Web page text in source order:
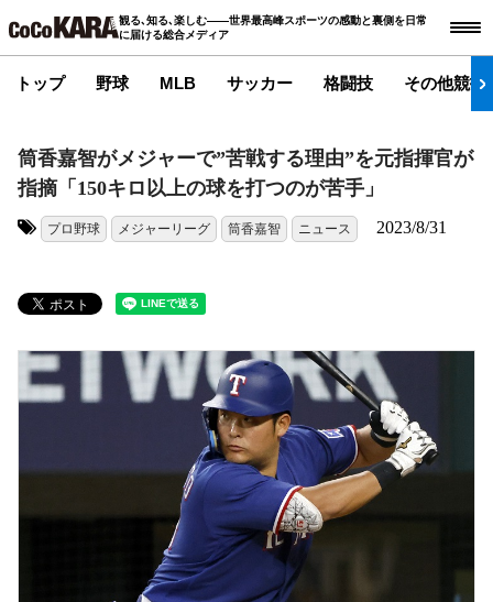
観る､知る､楽しむ――世界最高峰スポーツの感動と裏側を日常
に届ける総合メディア
トップ 野球 MLB サッカー 格闘技 その他競技
筒香嘉智がメジャーで”苦戦する理由”を元指揮官が
指摘「150キロ以上の球を打つのが苦手」
プロ野球 メジャーリーグ 筒香嘉智 ニュース 2023/8/31